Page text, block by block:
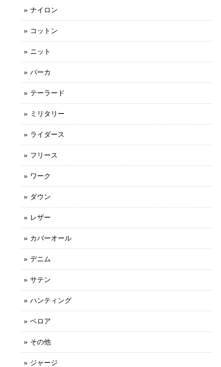
ナイロン
コットン
ニット
パーカ
テーラード
ミリタリー
ライダース
フリース
ワーク
ダウン
レザー
カバーオール
デニム
サテン
ハンティング
ベロア
その他
ジャージ